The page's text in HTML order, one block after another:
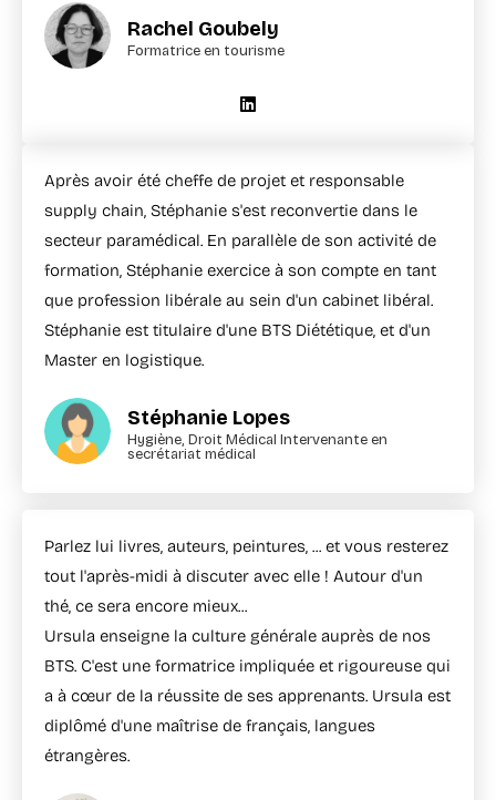
Rachel Goubely
Formatrice en tourisme
Après avoir été cheffe de projet et responsable
supply chain, Stéphanie s'est reconvertie dans le
secteur paramédical. En parallèle de son activité de
formation, Stéphanie exercice à son compte en tant
que profession libérale au sein d'un cabinet libéral.
Stéphanie est titulaire d'une BTS Diététique, et d'un
Master en logistique.
Stéphanie Lopes
Hygiène, Droit Médical Intervenante en
secrétariat médical
Parlez lui livres, auteurs, peintures, ... et vous resterez
tout l'après-midi à discuter avec elle ! Autour d'un
thé, ce sera encore mieux...
Ursula enseigne la culture générale auprès de nos
BTS. C'est une formatrice impliquée et rigoureuse qui
a à cœur de la réussite de ses apprenants. Ursula est
diplômé d'une maîtrise de français, langues
étrangères.